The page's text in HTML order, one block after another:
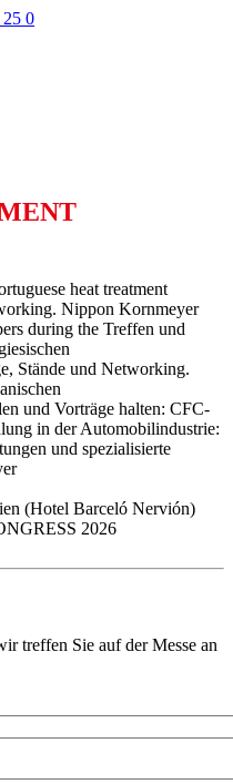
0
heat treatment
Nippon Kornmeyer
during the Treffen und
Stände und Networking.
und Vorträge halten: CFC-
in der Automobilindustrie:
und spezialisierte
(Hotel Barceló Nervión)
treffen Sie auf der Messe an